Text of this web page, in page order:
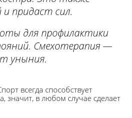
придаст сил.
для профилактики
Смехотерапия —
уныния.
всегда способствует
значит, в любом случае сделает